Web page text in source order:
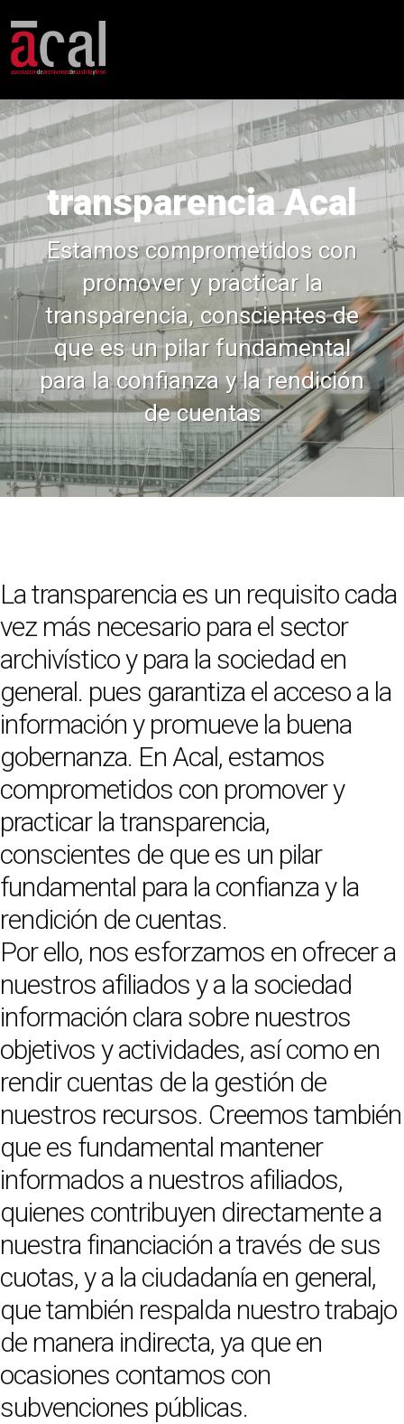
transparencia Acal
Estamos comprometidos con
promover y practicar la
transparencia, conscientes de
que es un pilar fundamental
para la confianza y la rendición
de cuentas
La transparencia es un requisito cada
vez más necesario para el sector
archivístico y para la sociedad en
general. pues garantiza el acceso a la
información y promueve la buena
gobernanza. En Acal, estamos
comprometidos con promover y
practicar la transparencia,
conscientes de que es un pilar
fundamental para la confianza y la
rendición de cuentas.
Por ello, nos esforzamos en ofrecer a
nuestros afiliados y a la sociedad
información clara sobre nuestros
objetivos y actividades, así como en
rendir cuentas de la gestión de
nuestros recursos. Creemos también
que es fundamental mantener
informados a nuestros afiliados,
quienes contribuyen directamente a
nuestra financiación a través de sus
cuotas, y a la ciudadanía en general,
que también respalda nuestro trabajo
de manera indirecta, ya que en
ocasiones contamos con
subvenciones públicas.